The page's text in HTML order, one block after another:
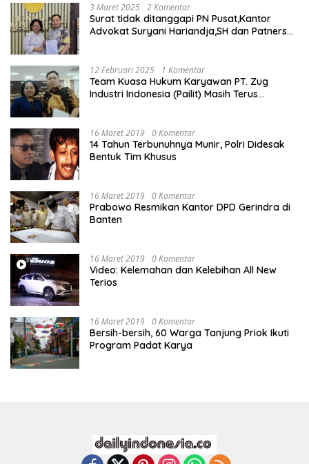
3 Maret 2025 2 Komentar
Surat tidak ditanggapi PN Pusat,Kantor
Advokat Suryani Hariandja,SH dan Patners
12 Februari 2025 1 Komentar
Team Kuasa Hukum Karyawan PT. Zug
Industri Indonesia (Pailit) Masih Terus
16 Maret 2019 0 Komentar
14 Tahun Terbunuhnya Munir, Polri Didesak
Bentuk Tim Khusus
16 Maret 2019 0 Komentar
Prabowo Resmikan Kantor DPD Gerindra di
Banten
16 Maret 2019 0 Komentar
Video: Kelemahan dan Kelebihan All New
Terios
16 Maret 2019 0 Komentar
Bersih-bersih, 60 Warga Tanjung Priok Ikuti
Program Padat Karya